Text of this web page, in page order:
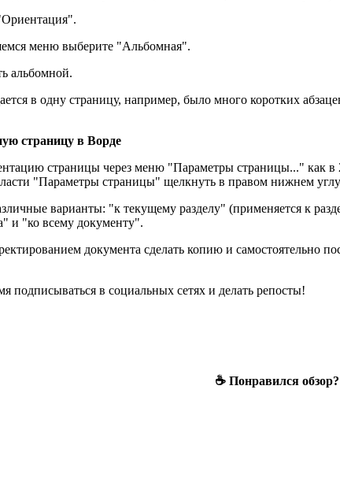
меню выберите "Альбомная".
альбомной.
в одну страницу, например, было много коротких
страницу в Ворде
страницы через меню "Параметры страницы..." как
"Параметры страницы" щелкнуть в правом нижнем
варианты: "к текущему разделу" (применяется к
и "ко всему документу".
документа сделать копию и самостоятельно
подписываться в социальных сетях и делать репосты!
☕ Понравился